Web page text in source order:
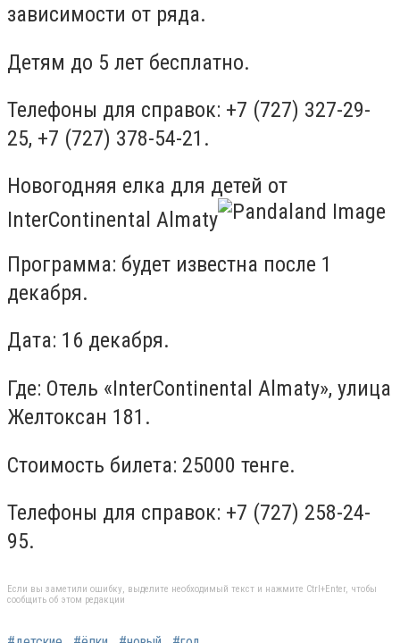
зависимости от ряда.
Детям до 5 лет бесплатно.
Телефоны для справок: +7 (727) 327-29-
25, +7 (727) 378-54-21.
Новогодняя елка для детей от
InterContinental Almaty
Программа: будет известна после 1
декабря.
Дата: 16 декабря.
Где: Отель «InterContinental Almaty», улица
Желтоксан 181.
Стоимость билета: 25000 тенге.
Телефоны для справок: +7 (727) 258-24-
95.
Если вы заметили ошибку, выделите необходимый текст и нажмите Ctrl+Enter, чтобы
сообщить об этом редакции